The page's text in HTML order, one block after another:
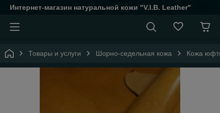
Интернет-магазин натуральной кожи "V.I.B. Leather"
Товары и услуги Шорно-седельная кожа Кожа